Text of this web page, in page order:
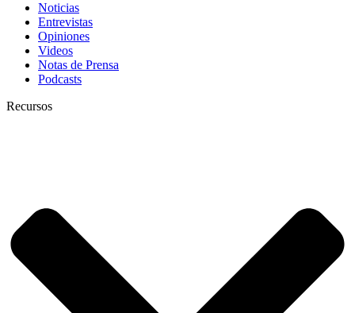
Noticias
Entrevistas
Opiniones
Videos
Notas de Prensa
Podcasts
Recursos